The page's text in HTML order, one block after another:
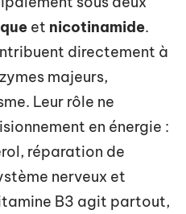
et nicotinamide.
directement à
majeurs,
Leur rôle ne
en énergie :
réparation de
nerveux et
B3 agit partout,